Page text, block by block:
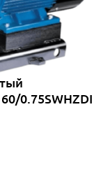
0.75SWHZDI